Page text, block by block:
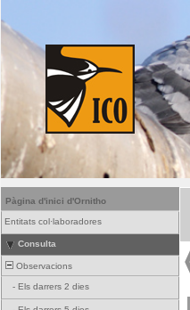
Pàgina d'inici d'Ornitho
Entitats col·laboradores
Consulta
Observacions
- Els darrers 2 dies